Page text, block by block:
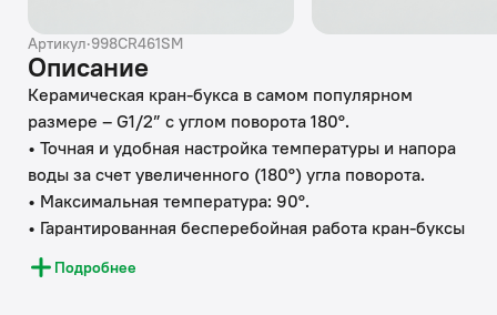
Артикул·998CR461SM
Описание
Керамическая кран-букса в самом популярном
размере – G1/2” с углом поворота 180°.
• Точная и удобная настройка температуры и напора
воды за счет увеличенного (180°) угла поворота.
• Максимальная температура: 90°.
• Гарантированная бесперебойная работа кран-буксы
– более 300 000 циклов открытий-закрытий.
• Имеет повышенную ударопрочность благодаря
Подробнее